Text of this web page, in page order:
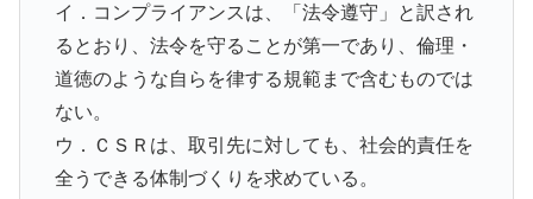
イ．コンプライアンスは、「法令遵守」と訳され
るとおり、法令を守ることが第一であり、倫理・
道徳のような自らを律する規範まで含むものでは
ない。
ウ．ＣＳＲは、取引先に対しても、社会的責任を
全うできる体制づくりを求めている。